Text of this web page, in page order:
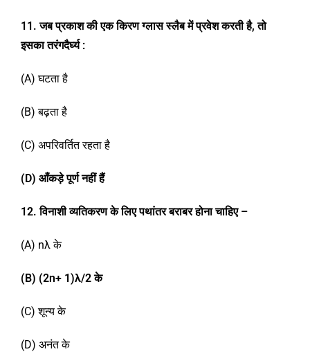
11. जब प्रकाश की एक किरण ग्लास स्लैब में प्रवेश करती है,तो
इसका तरंगदैर्घ्य:
(A) घटता है
(B) बढ़ता है
(C) अपरिवर्तित रहता है
(D) आँकड़े पूर्ण नहीं हैं
12. विनाशी व्यतिकरण के लिए पथांतर बराबर होना चाहिए –
(A) nλ के
(B) (2n+ 1)λ/2के
(C) शून्य के
(D) अनंत के